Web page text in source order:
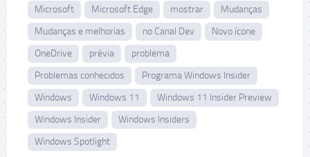
Microsoft
Microsoft Edge mostrar
Mudanças
Mudanças e melhorias
no Canal Dev
Novo ícone
OneDrive
prévia
problema
Problemas conhecidos
Programa Windows Insider
Windows
Windows 11
Windows 11 Insider Preview
Windows Insider
Windows Insiders
Windows Spotlight